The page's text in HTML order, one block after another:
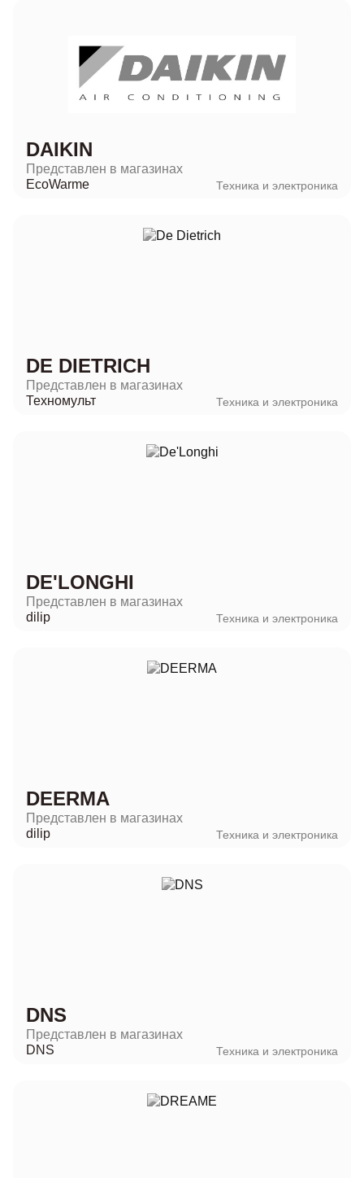
DAIKIN
Представлен в магазинах
EcoWarme
Техника и электроника
DE DIETRICH
Представлен в магазинах
Техномульт
Техника и электроника
DE'LONGHI
Представлен в магазинах
dilip
Техника и электроника
DEERMA
Представлен в магазинах
dilip
Техника и электроника
DNS
Представлен в магазинах
DNS
Техника и электроника